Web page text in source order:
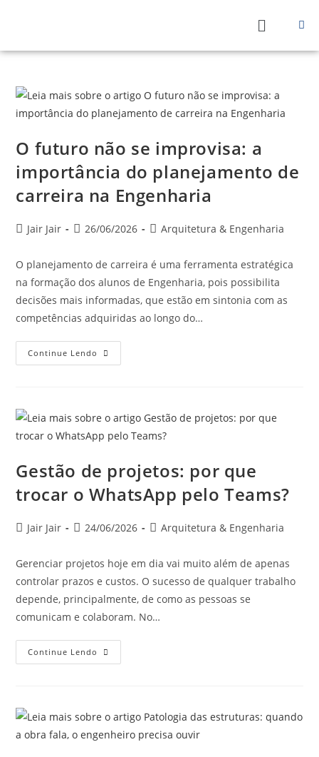
O futuro não se improvisa: a
importância do planejamento de
carreira na Engenharia
Jair Jair 26/06/2026 Arquitetura & Engenharia
O planejamento de carreira é uma ferramenta estratégica
na formação dos alunos de Engenharia, pois possibilita
decisões mais informadas, que estão em sintonia com as
competências adquiridas ao longo do…
Continue Lendo
Gestão de projetos: por que
trocar o WhatsApp pelo Teams?
Jair Jair 24/06/2026 Arquitetura & Engenharia
Gerenciar projetos hoje em dia vai muito além de apenas
controlar prazos e custos. O sucesso de qualquer trabalho
depende, principalmente, de como as pessoas se
comunicam e colaboram. No…
Continue Lendo